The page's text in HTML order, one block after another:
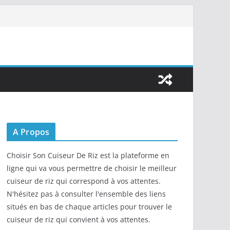
A Propos
Choisir Son Cuiseur De Riz est la plateforme en
ligne qui va vous permettre de choisir le meilleur
cuiseur de riz qui correspond à vos attentes.
N'hésitez pas à consulter l'ensemble des liens
situés en bas de chaque articles pour trouver le
cuiseur de riz qui convient à vos attentes.